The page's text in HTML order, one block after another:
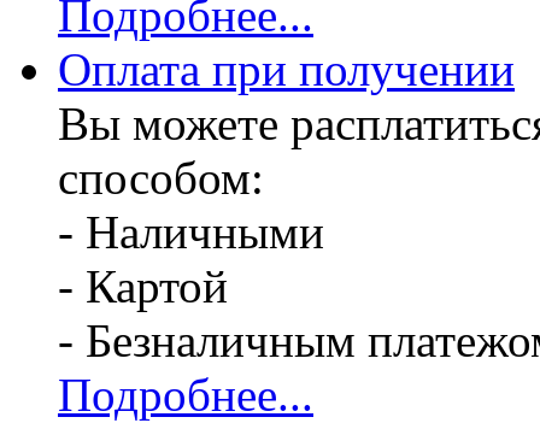
Подробнее...
Оплата при получении
Вы можете
способом:
- Наличными
- Картой
- Безналичным
Подробнее...